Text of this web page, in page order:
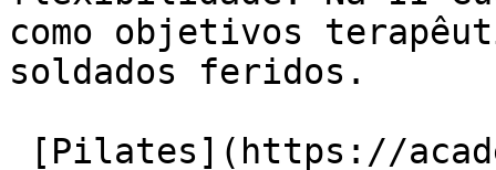
como objetivos
soldados feridos.